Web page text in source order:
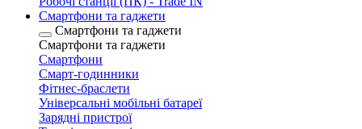
Смартфони та гаджети
Смартфони та гаджети
Смартфони та гаджети
Смартфони
Смарт-годинники
Фітнес-браслети
Універсальні мобільні батареї
Зарядні пристрої